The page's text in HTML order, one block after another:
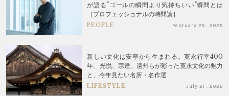
が語る"ゴールの瞬間より気持ちいい"瞬間とは
［プロフェッショナルの時間論］
PEOPLE February 25 . 2025
新しい文化は安寧から生まれる。寛永行幸400
年、光悦、宗達、遠州らが彩った寛永文化の魅力
と、今年見たい名所・名作選
LIFESTYLE July 21 . 2026